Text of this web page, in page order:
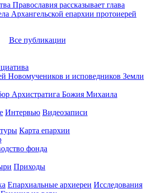
Православия рассказывает глава
Архангельской епархии протоиерей
Все публикации
Интервью Видеозаписи
Карта епархии
фонда
Приходы
Епархиальные архиереи Исследования